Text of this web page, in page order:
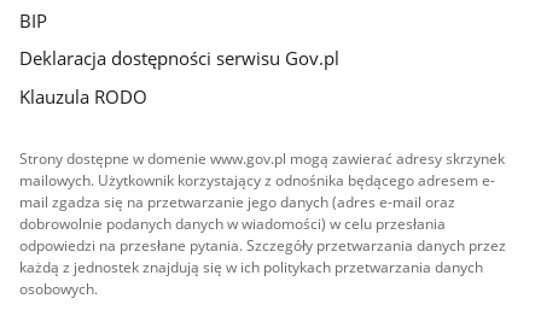
BIP
Deklaracja dostępności serwisu Gov.pl
Klauzula RODO
Strony dostępne w domenie www.gov.pl mogą zawierać adresy skrzynek
mailowych. Użytkownik korzystający z odnośnika będącego adresem e-
mail zgadza się na przetwarzanie jego danych (adres e-mail oraz
dobrowolnie podanych danych w wiadomości) w celu przesłania
odpowiedzi na przesłane pytania. Szczegóły przetwarzania danych przez
każdą z jednostek znajdują się w ich politykach przetwarzania danych
osobowych.